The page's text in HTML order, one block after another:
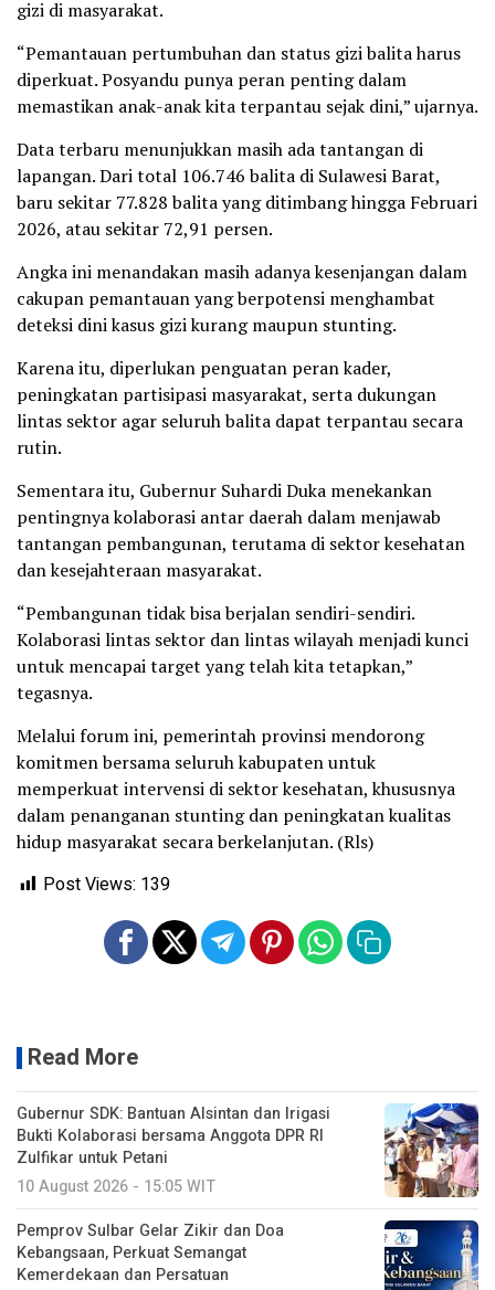
gizi di masyarakat.
“Pemantauan pertumbuhan dan status gizi balita harus
diperkuat. Posyandu punya peran penting dalam
memastikan anak-anak kita terpantau sejak dini,” ujarnya.
Data terbaru menunjukkan masih ada tantangan di
lapangan. Dari total 106.746 balita di Sulawesi Barat,
baru sekitar 77.828 balita yang ditimbang hingga Februari
2026, atau sekitar 72,91 persen.
Angka ini menandakan masih adanya kesenjangan dalam
cakupan pemantauan yang berpotensi menghambat
deteksi dini kasus gizi kurang maupun stunting.
Karena itu, diperlukan penguatan peran kader,
peningkatan partisipasi masyarakat, serta dukungan
lintas sektor agar seluruh balita dapat terpantau secara
rutin.
Sementara itu, Gubernur Suhardi Duka menekankan
pentingnya kolaborasi antar daerah dalam menjawab
tantangan pembangunan, terutama di sektor kesehatan
dan kesejahteraan masyarakat.
“Pembangunan tidak bisa berjalan sendiri-sendiri.
Kolaborasi lintas sektor dan lintas wilayah menjadi kunci
untuk mencapai target yang telah kita tetapkan,”
tegasnya.
Melalui forum ini, pemerintah provinsi mendorong
komitmen bersama seluruh kabupaten untuk
memperkuat intervensi di sektor kesehatan, khususnya
dalam penanganan stunting dan peningkatan kualitas
hidup masyarakat secara berkelanjutan. (Rls)
Post Views: 139
Read More
Gubernur SDK: Bantuan Alsintan dan Irigasi
Bukti Kolaborasi bersama Anggota DPR RI
Zulfikar untuk Petani
10 August 2026 - 15:05 WIT
Pemprov Sulbar Gelar Zikir dan Doa
Kebangsaan, Perkuat Semangat
Kemerdekaan dan Persatuan